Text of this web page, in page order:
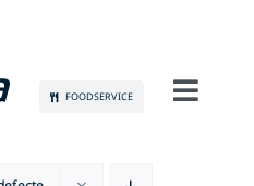
FOODSERVICE